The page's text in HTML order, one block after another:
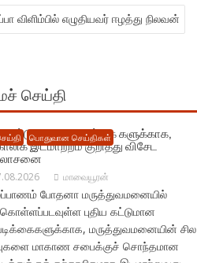
விளிம்பில் எழுதியவர் ஈழத்து நிலவன்
செய்தி
பொதுவான செய்திகள்
கட்டுமான நடவடிக்கை களுக்காக,
இடமாற்றம் குறித்து விசேட
மாவையூரன்
போதனா மருத்துவமனையில்
புதிய கட்டுமான
மருத்துவமனையின் சில
மாகாண சபைக்குச் சொந்தமான